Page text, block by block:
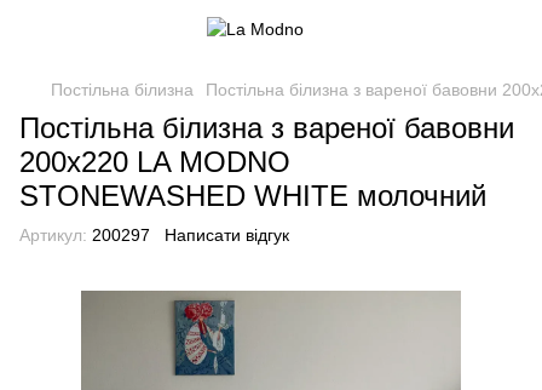
Постільна білизна Постільна білизна з вареної бавовни
Постільна білизна з вареної бавовни
200x220 LA MODNO
STONEWASHED WHITE молочний
Артикул: 200297 Написати відгук